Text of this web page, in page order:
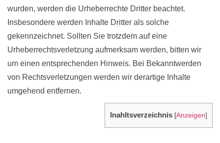
wurden, werden die Urheberrechte Dritter beachtet.
Insbesondere werden Inhalte Dritter als solche
gekennzeichnet. Sollten Sie trotzdem auf eine
Urheberrechtsverletzung aufmerksam werden, bitten wir
um einen entsprechenden Hinweis. Bei Bekanntwerden
von Rechtsverletzungen werden wir derartige Inhalte
umgehend entfernen.
Inahltsverzeichnis [Anzeigen]